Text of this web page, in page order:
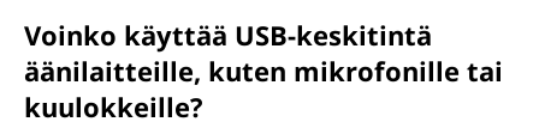
Voinko käyttää USB-keskitintä
äänilaitteille, kuten mikrofonille tai
kuulokkeille?